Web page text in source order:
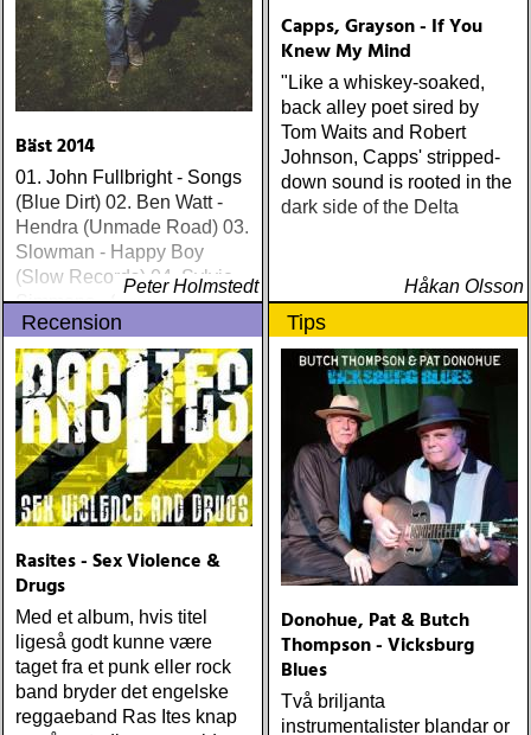
Bäst 2014
01. John Fullbright - Songs
(Blue Dirt) 02. Ben Watt -
Hendra (Unmade Road) 03.
Slowman - Happy Boy
(Slow Records) 04. Sylvie
Simmons - Sylvie (Light In
The Attic) 05. Ethan Johns -
The Reckoning (Three
Crows) 06. Ray
Lamontagne - Supernova
(Stone Dwarf) 07
Peter Holmstedt
Capps, Grayson - If You
Knew My Mind
"Like a whiskey-soaked,
back alley poet sired by
Tom Waits and Robert
Johnson, Capps' stripped-
down sound is rooted in the
dark side of the Delta
Håkan Olsson
Recension
Rasites - Sex Violence &
Drugs
Med et album, hvis titel
ligeså godt kunne være
taget fra et punk eller rock
band bryder det engelske
reggaeband Ras Ites knap
Tips
Donohue, Pat & Butch
Thompson - Vicksburg
Blues
Två briljanta
instrumentalister blandar or